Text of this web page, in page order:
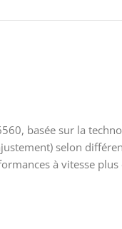
basée sur la
selon
à vitesse plus